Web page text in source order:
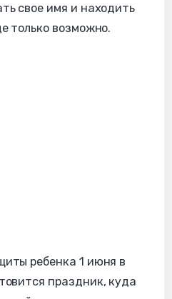
свое имя и находить
только возможно.
ребенка 1 июня в
праздник, куда